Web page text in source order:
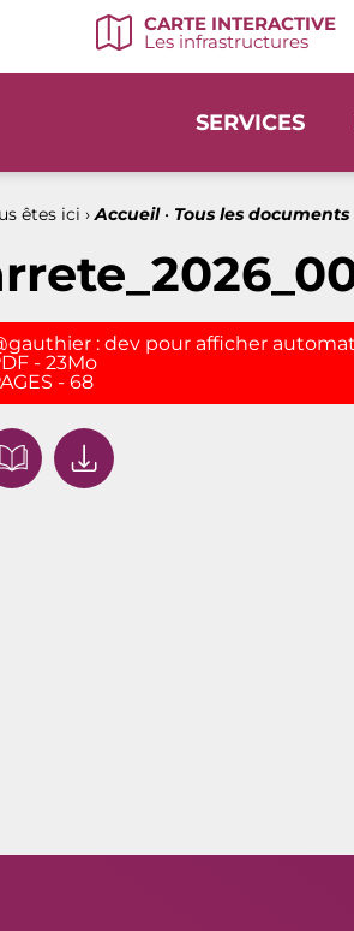
CARTE INTERACTIVE
Les infrastructures
SERVICES
êtes ici › Accueil• Tous les documents
: dev pour afficher
- 23Mo
- 68